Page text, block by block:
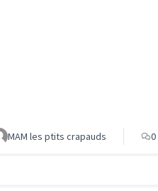
MAM les ptits crapauds 0